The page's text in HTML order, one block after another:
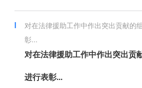
对在法律援助工作中作出突出贡献的
彰...
对在法律援助工作中作出突出贡
进行表彰...